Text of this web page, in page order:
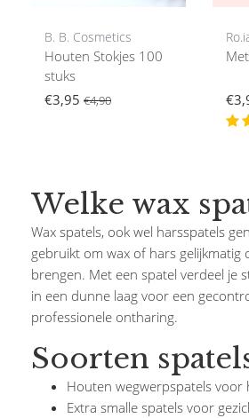
B. B. Cosmetics
Houten Stokjes 100
stuks
€3,95 €4,90
Welke wax
Wax spatels, ook wel harsspatels
gebruikt om wax of hars gelijkmatig
brengen. Met een spatel verdeel je
in een dunne laag voor een
professionele ontharing.
Soorten
Houten wegwerpspatels voor
Extra smalle spatels voor